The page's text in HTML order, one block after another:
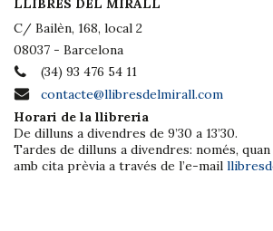
LLIBRES DEL MIRALL
C/ Bailèn, 168, local 2
08037 - Barcelona
(34) 93 476 54 11
contacte@llibresdelmirall.com
Horari de la llibreria
De dilluns a divendres de 9’30 a 13’30.
Tardes de dilluns a divendres: només,
amb cita prèvia a través de l’e-mail